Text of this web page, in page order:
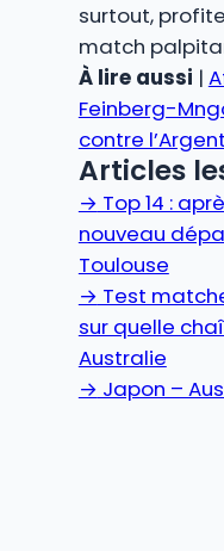
surtout,
match
À lire aussi |
Feinberg-
contre
Articles
→ Top 14 :
nouveau
Toulouse
→ Test
sur quelle
Australie
→ Japon –